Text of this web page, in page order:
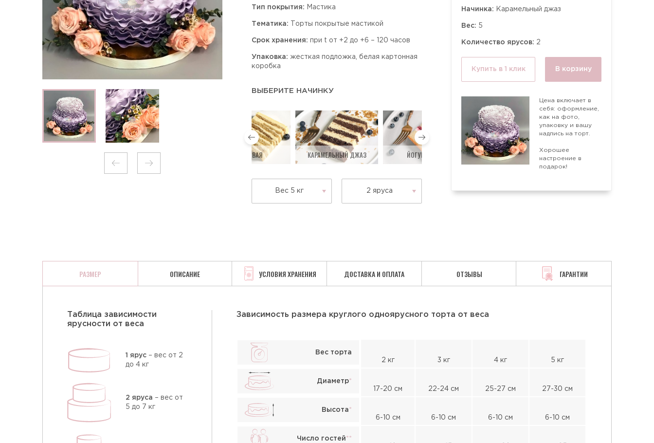
Капкейки
Кексы с индивидуальным оформлением
Корпоративные торты
Специальные торты
Низкокалорийные и безглютеновые
Тип покрытия: Мастика
Тематика: Торты покрытые мастикой
Срок хранения: при t от +2 до +6 – 120 часов
Упаковка: жесткая подложка, белая картонная
коробка
ВЫБЕРИТЕ НАЧИНКУ
КЛЮКВА В ШОКОЛАДЕ МЕДОВАЯ КАРАМЕЛЬНЫЙ ДЖАЗ ЙОГУРТОВАЯ СМЕТАННАЯ
Вес 5 кг 2 яруса
Начинка: Карамельный джаз
Вес: 5
Количество ярусов: 2
Купить в 1 клик В корзину
Цена включает в
себя: оформление,
как на фото,
упаковку и вашу
надпись на торт.
Хорошее
настроение в
подарок!
РАЗМЕР ОПИСАНИЕ УСЛОВИЯ ХРАНЕНИЯ ДОСТАВКА И ОПЛАТА ОТЗЫВЫ ГАРАНТИИ
Таблица зависимости
ярусности от веса
1 ярус – вес от 2
до 4 кг
2 яруса – вес от
5 до 7 кг
Зависимость размера круглого одноярусного торта от веса
Вес торта
2 кг
3 кг 4 кг 5 кг
Диаметр*
17-20 см
22-24 см 25-27 см 27-30 см
Высота*
6-10 см
6-10 см 6-10 см 6-10 см
Число гостей**